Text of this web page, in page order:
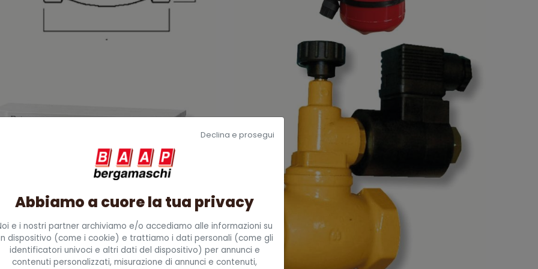
Declina e prosegui
Abbiamo a cuore la tua privacy
e i nostri partner archiviamo e/o accediamo alle informazioni su
dispositivo (come i cookie) e trattiamo i dati personali (come gli
identificatori univoci e altri dati del dispositivo) per annunci e
contenuti personalizzati, misurazione di annunci e contenuti,